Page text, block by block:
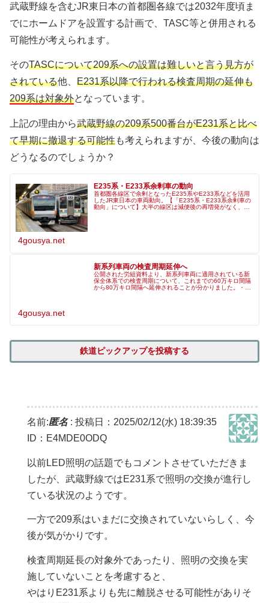
武蔵野線を含むJR東日本の首都圏各線では2032年度頃ま
でにホームドアを設置する計画で、TASC等と併用される
可能性が考えられます。
そのTASCについて209系への設置は難しいと言う見方が
されている他、 E231系以降で行われる検査周期の延伸も
209系は対象外となっています。
上記の理由から武蔵野線の209系500番台がE231系と比べ
て早期に撤退する可能性も考えられますが、今後の動向は
どうなるのでしょうか？
E235系・E233系余剰車の動向
首都圏各線区で余剰となったE235系やE233系などを活用
したJR東日本の車両動向。【「E235系・E233系余剰車の
動向」について】大半の線区は減便後の再増発がなく、余
4gousya.net
新系列車両の検査周期延伸へ
公開された労組資料より、新系列車両に適用されている新
保全体系での検査周期について、これまでの60万キロ間隔
から80万キロ間隔へ延伸されることが分かりました。・現
4gousya.net
鉄道ピックアップを投稿する
名前:匿名: 投稿日：2025/02/12(水) 18:39:35
ID：E4MDE0ODQ
以前LED照明の話題でもコメントさせていただきま
したが、武蔵野線ではE231系で照明の交換が進行し
ている状況のようです。
一方で209系はいまだに交換されていないらしく、今
後が気がかりです。
検査周期延長の対象外であったり、照明の交換を実
施していないことを考慮すると、
やはりE231系よりも先に離脱させる可能性がありそ